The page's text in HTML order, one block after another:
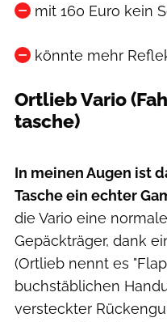
mit 160 Euro kein
könnte mehr
Ortlieb Vario
tasche)
In meinen Augen ist
Tasche ein echter
die Vario eine
Gepäckträger, dank
(Ortlieb nennt es
buchstäblichen
versteckter